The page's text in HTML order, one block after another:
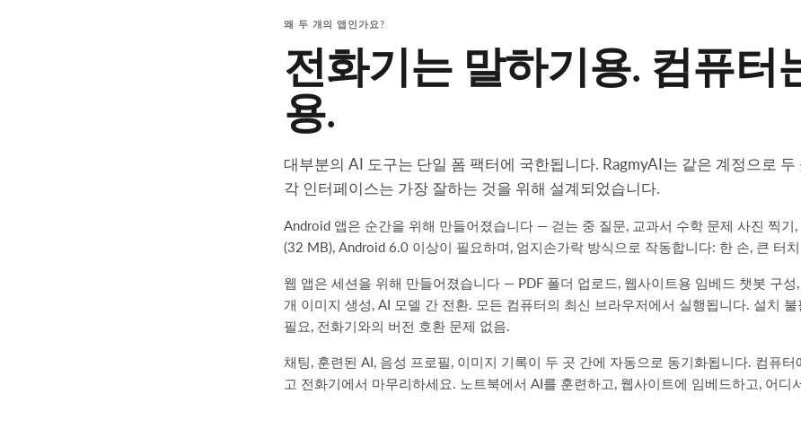
왜 두 개의 앱인가요?
전화기는 말하기용. 컴퓨터
용.
대부분의 AI 도구는 단일 폼 팩터에 국한됩니다. RagmyAI는 같은 계정으로 두
각 인터페이스는 가장 잘하는 것을 위해 설계되었습니다.
Android 앱은 순간을 위해 만들어졌습니다 — 걷는 중 질문, 교과서 수학 문제 사진 찍기,
(32 MB), Android 6.0 이상이 필요하며, 엄지손가락 방식으로 작동합니다: 한 손, 큰 터
웹 앱은 세션을 위해 만들어졌습니다 — PDF 폴더 업로드, 웹사이트용 임베드 챗봇 구
개 이미지 생성, AI 모델 간 전환. 모든 컴퓨터의 최신 브라우저에서 실행됩니다. 설치
필요, 전화기와의 버전 호환 문제 없음.
채팅, 훈련된 AI, 음성 프로필, 이미지 기록이 두 곳 간에 자동으로 동기화됩니다. 컴퓨
고 전화기에서 마무리하세요. 노트북에서 AI를 훈련하고, 웹사이트에 임베드하고, 어디